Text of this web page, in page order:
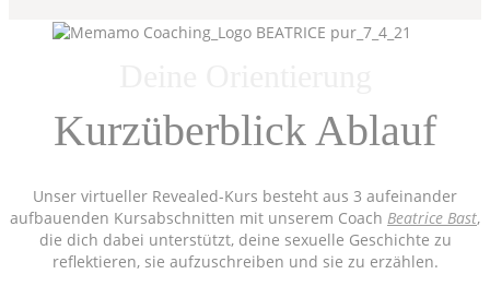
Kurzüberblick Ablauf
Unser virtueller Revealed-Kurs besteht aus 3 aufeinander
aufbauenden Kursabschnitten mit unserem Coach Beatrice Bast,
die dich dabei unterstützt, deine sexuelle Geschichte zu
reflektieren, sie aufzuschreiben und sie zu erzählen.